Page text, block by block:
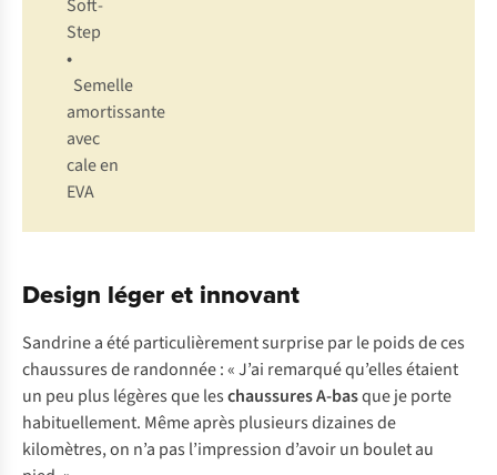
Soft-
Step
•
Semelle
amortissante
avec
cale en
EVA
Design léger et innovant
Sandrine a été particulièrement surprise par le poids de ces
chaussures de randonnée : « J’ai remarqué qu’elles étaient
un peu plus légères que leschaussures A-basque je porte
habituellement. Même après plusieurs dizaines de
kilomètres, on n’a pas l’impression d’avoir un boulet au